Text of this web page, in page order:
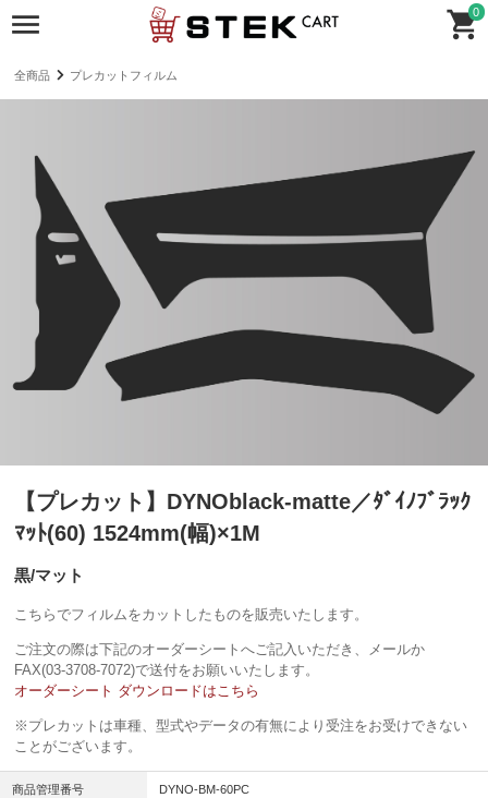
0
全商品 プレカットフィルム
【プレカット】DYNOblack-matte／ﾀﾞｲﾉﾌﾞﾗｯｸ
ﾏｯﾄ(60) 1524mm(幅)×1M
黒/マット
こちらでフィルムをカットしたものを販売いたします。
ご注文の際は下記のオーダーシートへご記入いただき、メールか
FAX(03-3708-7072)で送付をお願いいたします。
オーダーシート ダウンロードはこちら
※プレカットは車種、型式やデータの有無により受注をお受けできない
ことがございます。
商品管理番号 DYNO-BM-60PC